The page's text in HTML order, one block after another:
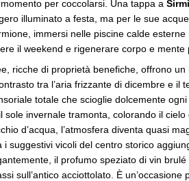
per coccolarsi. Una tappa a
illuminato a festa, ma per le sue
immersi nelle piscine calde
il weekend e rigenerare corpo e
ricche di proprietà benefiche, offrono
tra l’aria frizzante di dicembre e il
totale che scioglie dolcemente
sole invernale tramonta, colorando il
d’acqua, l’atmosfera diventa quasi
i suggestivi vicoli del centro storico
il profumo speziato di vin brulé
sull’antico acciottolato. È